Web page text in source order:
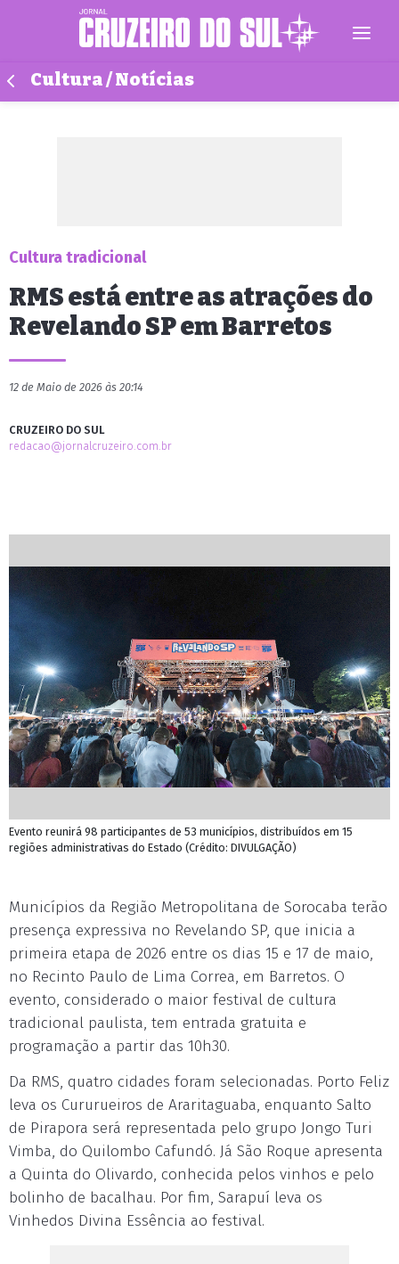
Cultura / Notícias
Cultura tradicional
RMS está entre as atrações do
Revelando SP em Barretos
12 de Maio de 2026 às 20:14
CRUZEIRO DO SUL
redacao@jornalcruzeiro.com.br
Evento reunirá 98 participantes de 53 municípios, distribuídos em 15
regiões administrativas do Estado (Crédito: DIVULGAÇÃO)
Municípios da Região Metropolitana de Sorocaba terão
presença expressiva no Revelando SP, que inicia a
primeira etapa de 2026 entre os dias 15 e 17 de maio,
no Recinto Paulo de Lima Correa, em Barretos. O
evento, considerado o maior festival de cultura
tradicional paulista, tem entrada gratuita e
programação a partir das 10h30.
Da RMS, quatro cidades foram selecionadas. Porto Feliz
leva os Cururueiros de Araritaguaba, enquanto Salto
de Pirapora será representada pelo grupo Jongo Turi
Vimba, do Quilombo Cafundó. Já São Roque apresenta
a Quinta do Olivardo, conhecida pelos vinhos e pelo
bolinho de bacalhau. Por fim, Sarapuí leva os
Vinhedos Divina Essência ao festival.